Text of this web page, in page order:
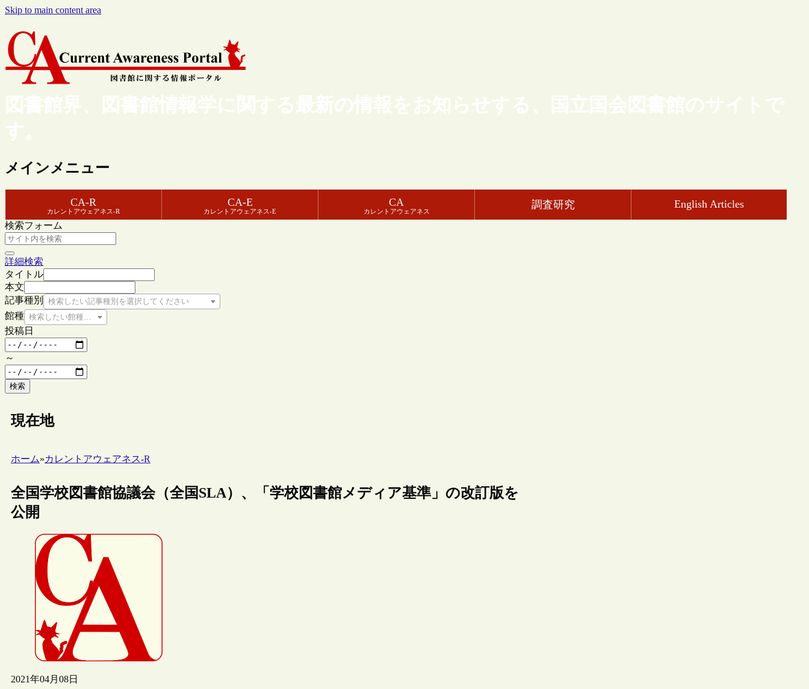
Skip to main content area
図書館界、図書館情報学に関する最新の情報をお知らせする、国立国会図書館のサイトで
す。
メインメニュー
CA-R
カレントアウェアネス-R
CA-E
カレントアウェアネス-E
CA
カレントアウェアネス
調査研究 English Articles
検索フォーム
詳細検索
タイトル
本文
記事種別
検索したい記事種別を選択してください
館種 検索したい館種を選択してください
投稿日
～
検索
現在地
ホーム»カレントアウェアネス-R
全国学校図書館協議会（全国SLA）、「学校図書館メディア基準」の改訂版を
公開
2021年04月08日